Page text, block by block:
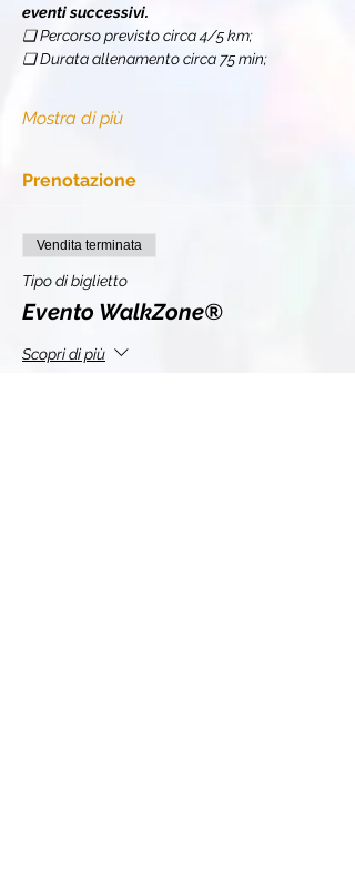
eventi successivi.
❏ Percorso previsto circa 4/5 km;
❏ Durata allenamento circa 75 min;
Mostra di più
Prenotazione
Vendita terminata
Tipo di biglietto
Evento WalkZone®
Scopri di più